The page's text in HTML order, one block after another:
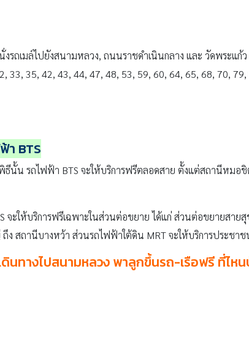
รถเมล์ไปยังสนามหลวง, ถนนราชดำเนินกลาง และ วัดพระแก้
33, 35, 42, 43, 44, 47, 48, 53, 59, 60, 64, 65, 68, 70,
า BTS
นั้น รถไฟฟ้า BTS จะให้บริการฟรีตลอดสาย ตั้งแต่สถานีหมอ
ะให้บริการฟรีเฉพาะในส่วนต่อขยาย ได้แก่ ส่วนต่อขยายสาย
ง สถานีบางหว้า ส่วนรถไฟฟ้าใต้ดิน MRT จะให้บริการประช
ดินทางไปสนามหลวง พาลูกขึ้นรถ-เรือฟรี ที่ไห